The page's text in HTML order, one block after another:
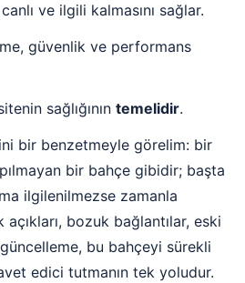
ve ilgili kalmasını sağlar.
güvenlik ve performans
sağlığının temelidir.
bir benzetmeyle görelim: bir
bir bahçe gibidir; başta
ilgilenilmezse zamanla
bozuk bağlantılar, eski
bu bahçeyi sürekli
edici tutmanın tek yoludur.